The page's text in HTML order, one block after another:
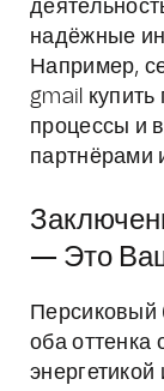
надёжные
Например,
gmail
процессы и
партнёрами
— Это
Персиковый
оба оттенка